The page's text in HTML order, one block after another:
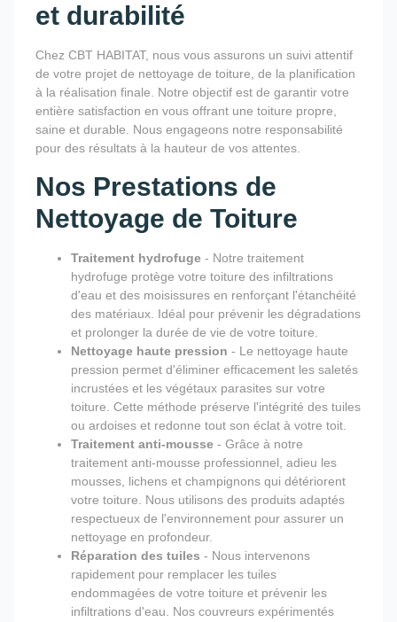
et durabilité
Chez CBT HABITAT, nous vous assurons un suivi attentif
de votre projet de nettoyage de toiture, de la planification
à la réalisation finale. Notre objectif est de garantir votre
entière satisfaction en vous offrant une toiture propre,
saine et durable. Nous engageons notre responsabilité
pour des résultats à la hauteur de vos attentes.
Nos Prestations de
Nettoyage de Toiture
Traitement hydrofuge - Notre traitement
hydrofuge protège votre toiture des infiltrations
d'eau et des moisissures en renforçant l'étanchéité
des matériaux. Idéal pour prévenir les dégradations
et prolonger la durée de vie de votre toiture.
Nettoyage haute pression - Le nettoyage haute
pression permet d'éliminer efficacement les saletés
incrustées et les végétaux parasites sur votre
toiture. Cette méthode préserve l'intégrité des tuiles
ou ardoises et redonne tout son éclat à votre toit.
Traitement anti-mousse - Grâce à notre
traitement anti-mousse professionnel, adieu les
mousses, lichens et champignons qui détériorent
votre toiture. Nous utilisons des produits adaptés
respectueux de l'environnement pour assurer un
nettoyage en profondeur.
Réparation des tuiles - Nous intervenons
rapidement pour remplacer les tuiles
endommagées de votre toiture et prévenir les
infiltrations d'eau. Nos couvreurs expérimentés